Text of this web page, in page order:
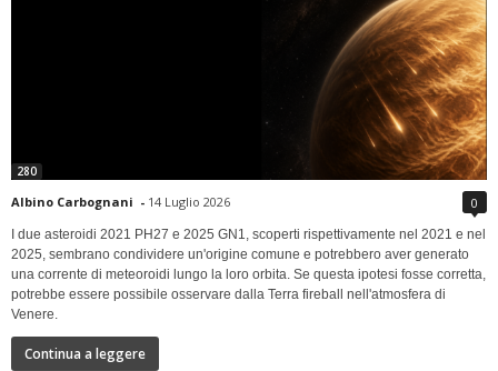
280
Albino Carbognani - 14 Luglio 2026 0
I due asteroidi 2021 PH27 e 2025 GN1, scoperti rispettivamente nel 2021 e nel
2025, sembrano condividere un'origine comune e potrebbero aver generato
una corrente di meteoroidi lungo la loro orbita. Se questa ipotesi fosse corretta,
potrebbe essere possibile osservare dalla Terra fireball nell'atmosfera di
Venere.
Continua a leggere